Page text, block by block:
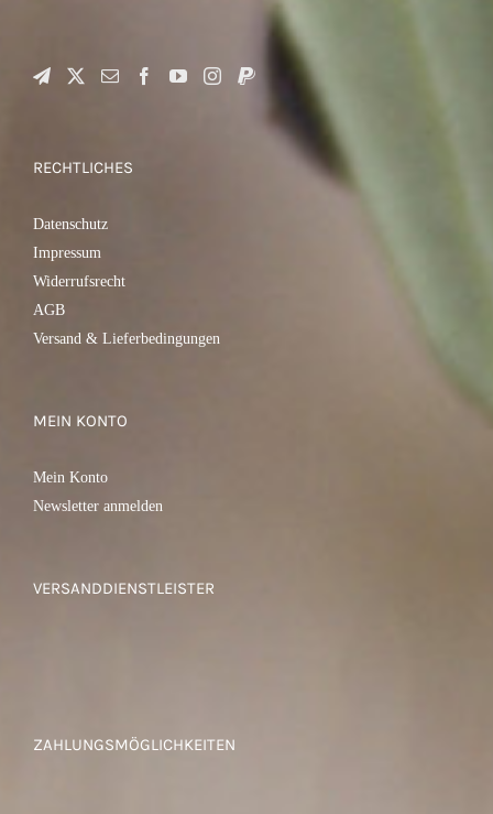
RECHTLICHES
Datenschutz
Impressum
Widerrufsrecht
AGB
Versand & Lieferbedingungen
MEIN KONTO
Mein Konto
Newsletter anmelden
VERSANDDIENSTLEISTER
ZAHLUNGSMÖGLICHKEITEN